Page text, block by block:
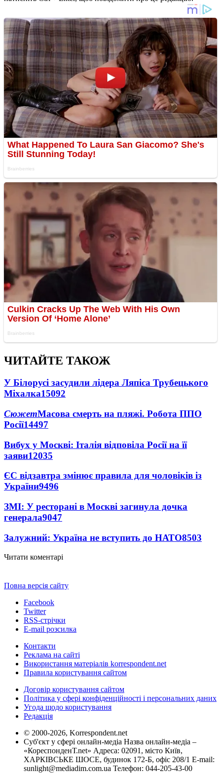
ЧИТАЙТЕ ТАКОЖ
У Білорусі засудили лідера Ляпіса Трубецького
Міхалка15092
СюжетМасова смерть на пляжі. Робота ППО
Росії14497
Вибух у Москві: Італія відповіла Росії на її
заяви12035
ЄС відзавтра змінює правила для чоловіків із
України9496
ЗМІ: У ресторані в Москві загинула дочка
генерала9047
Залужний: Україна не вступить до НАТО8503
Читати коментарі
Повна версія сайту
Facebook
Twitter
RSS-стрічки
E-mail розсилка
Контакти
Реклама на сайті
Використання матеріалів korrespondent.net
Правила користування сайтом
Договір користування сайтом
Політика у сфері конфіденційності і персональних даних
Угода щодо користування
Редакція
© 2000-2026, Korrespondent.net
Суб'єкт у сфері онлайн-медіа Назва онлайн-медіа –
«КореспонденТ.net» Адреса: 02091, місто Київ,
ХАРКІВСЬКЕ ШОСЕ, будинок 172-Б, офіс 208/1 E-mail:
sunlight@mediadim.com.ua Телефон: 044-205-43-00